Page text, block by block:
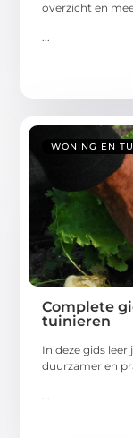
overzicht en
WONING EN
Complete
tuinieren
In deze gids leer
duurzamer en